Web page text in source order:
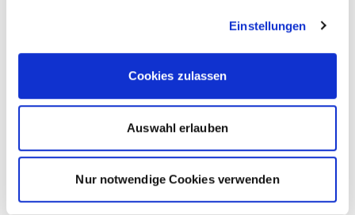
Einstellungen
Cookies zulassen
Auswahl erlauben
Nur notwendige Cookies verwenden